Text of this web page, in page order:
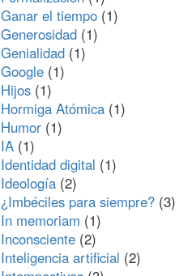
Ganar el tiempo (1)
Generosidad (1)
Genialidad (1)
Google (1)
Hijos (1)
Hormiga Atómica (1)
Humor (1)
IA (1)
Identidad digital (1)
Ideología (2)
¿Imbéciles para siempre? (3)
In memoriam (1)
Inconsciente (2)
Inteligencia artificial (2)